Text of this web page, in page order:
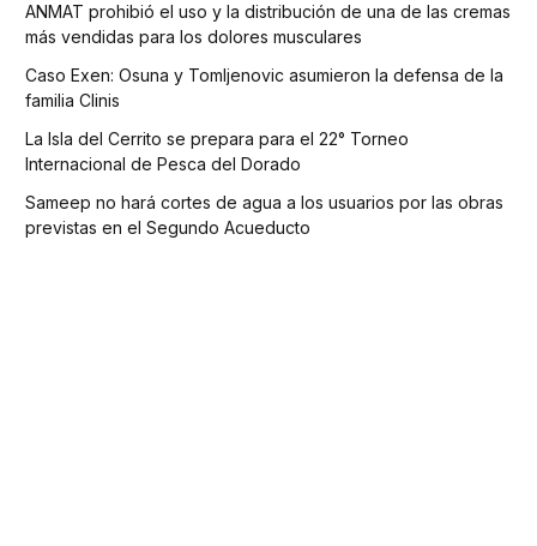
ANMAT prohibió el uso y la distribución de una de las cremas
más vendidas para los dolores musculares
Caso Exen: Osuna y Tomljenovic asumieron la defensa de la
familia Clinis
La Isla del Cerrito se prepara para el 22° Torneo
Internacional de Pesca del Dorado
Sameep no hará cortes de agua a los usuarios por las obras
previstas en el Segundo Acueducto